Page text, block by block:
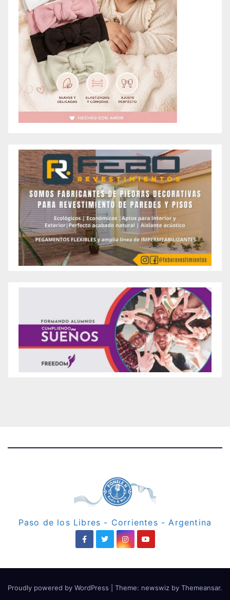
Paso de los Libres - Corrientes - Argentina
Proudly powered by WordPress Theme: newswiz by Themeansar.